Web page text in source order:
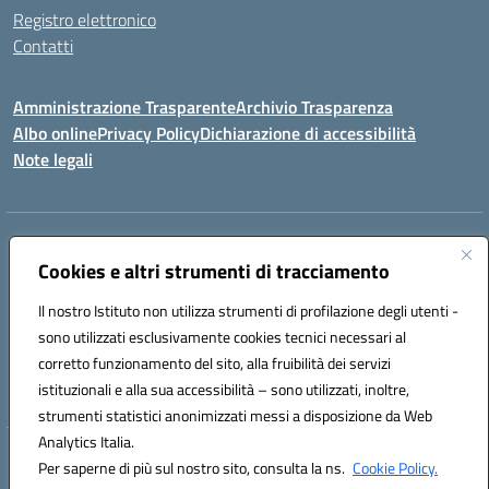
Cookies e altri strumenti di tracciamento
Il nostro Istituto non utilizza strumenti di profilazione degli utenti -
sono utilizzati esclusivamente cookies tecnici necessari al
corretto funzionamento del sito, alla fruibilità dei servizi
istituzionali e alla sua accessibilità – sono utilizzati, inoltre,
strumenti statistici anonimizzati messi a disposizione da Web
Analytics Italia.
Per saperne di più sul nostro sito, consulta la ns. Cookie Policy.
Registro elettronico
Contatti
Amministrazione TrasparenteArchivio Trasparenza
Albo onlinePrivacy PolicyDichiarazione di accessibilità
Note legali
Indirizzo:
Centralino:096721161 Email:czic869004@istruzione.it
Codice fiscale: 84000710792
Codice meccanografico:
CZIC869004
Codice unico di fatturazione (CUF): UFKGA0
Hosting & Powered by 3D Solution S.r.l.